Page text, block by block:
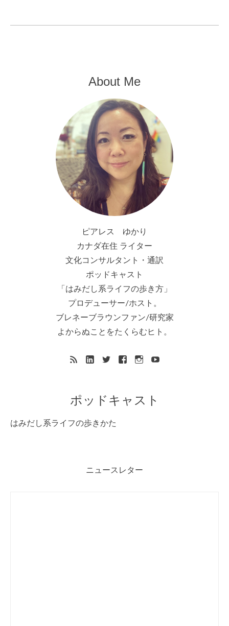
About Me
ピアレス ゆかり
カナダ在住 ライター
文化コンサルタント・通訳
ポッドキャスト
「はみだし系ライフの歩き方」
プロデューサー/ホスト。
ブレネーブラウンファン/研究家
よからぬことをたくらむヒト。
ポッドキャスト
はみだし系ライフの歩きかた
ニュースレター